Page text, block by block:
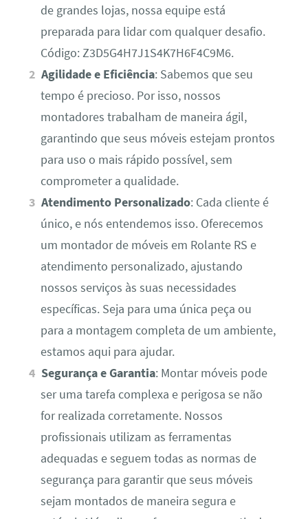
de grandes lojas, nossa equipe está
preparada para lidar com qualquer desafio.
Código: Z3D5G4H7J1S4K7H6F4C9M6.
Agilidade e Eficiência: Sabemos que seu
tempo é precioso. Por isso, nossos
montadores trabalham de maneira ágil,
garantindo que seus móveis estejam prontos
para uso o mais rápido possível, sem
comprometer a qualidade.
Atendimento Personalizado: Cada cliente é
único, e nós entendemos isso. Oferecemos
um montador de móveis em Rolante RS e
atendimento personalizado, ajustando
nossos serviços às suas necessidades
específicas. Seja para uma única peça ou
para a montagem completa de um ambiente,
estamos aqui para ajudar.
Segurança e Garantia: Montar móveis pode
ser uma tarefa complexa e perigosa se não
for realizada corretamente. Nossos
profissionais utilizam as ferramentas
adequadas e seguem todas as normas de
segurança para garantir que seus móveis
sejam montados de maneira segura e